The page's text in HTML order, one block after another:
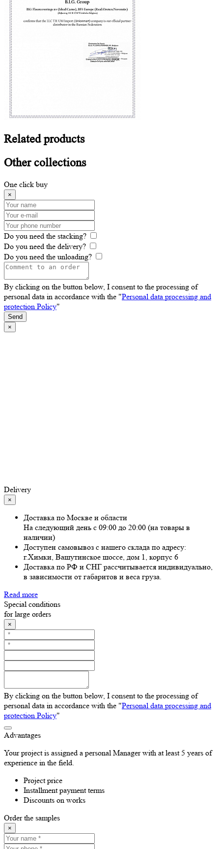
Relatedproducts
Othercollections
One click buy
×
Do you need the stacking?
Do you need the delivery?
Do you need the unloading?
By clicking on the button below, I consent to the processing of
personal data in accordance with the "Personal data processing and
protection Policy"
Send
×
Delivery
×
Доставка по Москве и области
На следующий день с 09:00 до 20:00 (на товары в
наличии)
Доступен самовывоз с нашего склада по адресу:
г.Химки, Вашутинское шоссе, дом 1, корпус 6
Доставка по РФ и СНГ рассчитывается индивидуально,
в зависимости от габаритов и веса груза.
Read more
Special conditions
for large orders
×
By clicking on the button below, I consent to the processing of
personal data in accordance with the "Personal data processing and
protection Policy"
Advantages
Your project is assigned a personal Manager with at least 5 years of
experience in the field.
Project price
Installment payment terms
Discounts on works
Order the samples
×